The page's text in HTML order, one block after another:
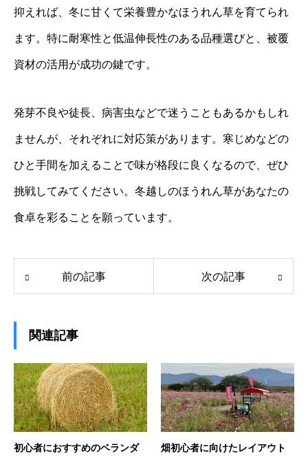
抑えれば、冬に甘くて栄養豊かなほうれん草を育てられ
ます。特に耐寒性と低温伸長性のある品種選びと、被覆
資材の活用が成功の鍵です。
発芽不良や徒長、病害虫などで迷うこともあるかもしれ
ませんが、それぞれに対応策があります。寒じめなどの
ひと手間を加えることで味が格段に良くなるので、ぜひ
挑戦してみてください。冬越しのほうれん草があなたの
食卓を彩ることを願っています。
前の記事 次の記事
関連記事
初心者におすすめのベランダ
畑初心者に向けたレイアウト